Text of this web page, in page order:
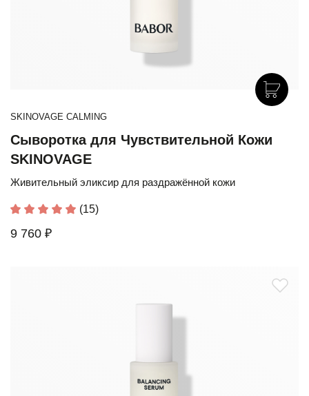
SKINOVAGE CALMING
Сыворотка для Чувствительной Кожи
SKINOVAGE
Живительный эликсир для раздражённой кожи
(15)
9 760 ₽